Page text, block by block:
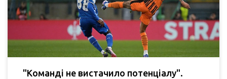
"Команді не вистачило потенціалу".